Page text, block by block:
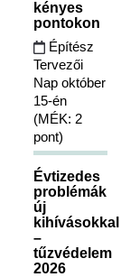
kényes
pontokon
Építész
Tervezői
Nap október
15-én
(MÉK: 2
pont)
Évtizedes
problémák
új
kihívásokkal
–
tűzvédelem
2026